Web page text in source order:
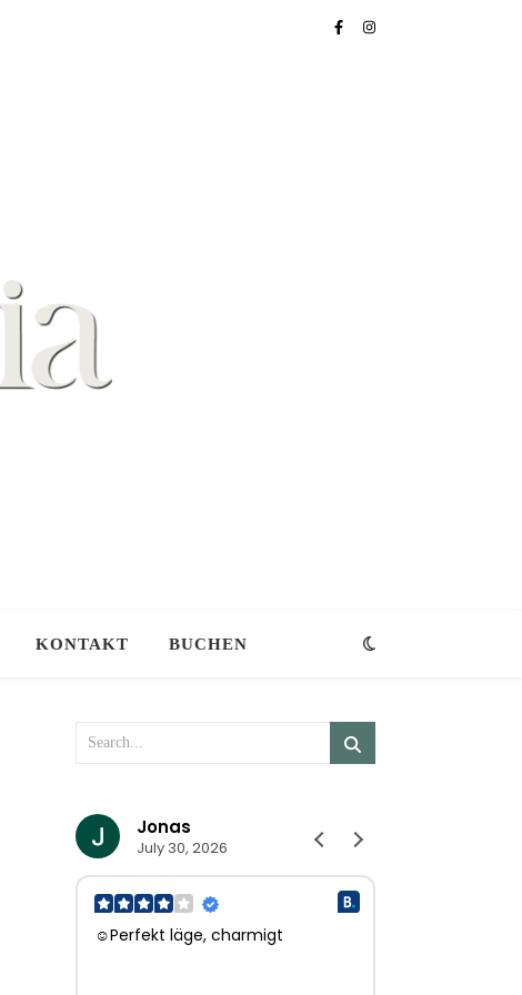
KONTAKT BUCHEN
Jonas
July 30, 2026
☺Perfekt läge, charmigt